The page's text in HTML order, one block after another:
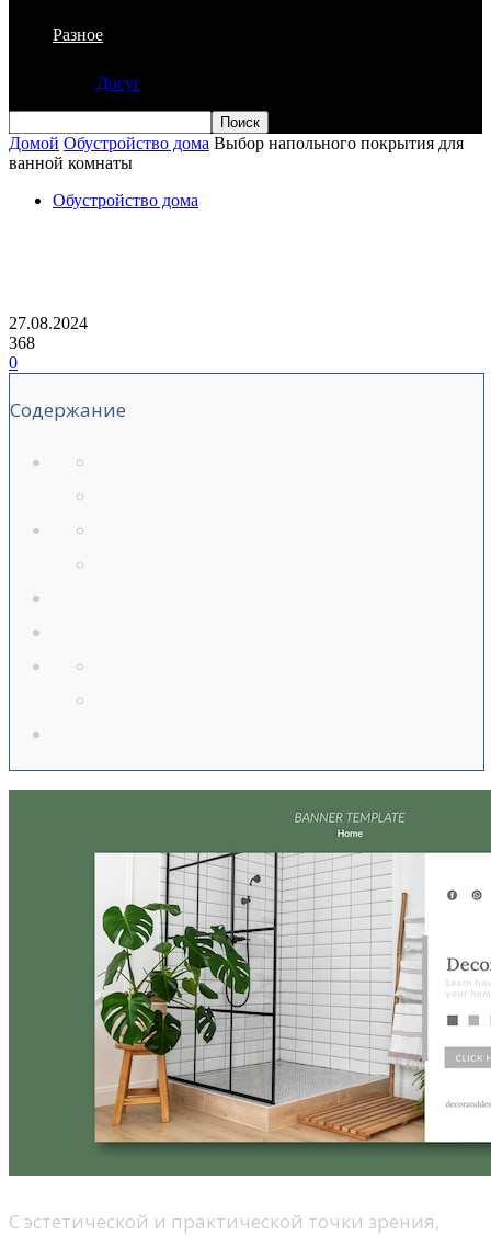
Разное
Досуг
Домой Обустройство дома Выбор напольного покрытия для
ванной комнаты
Обустройство дома
27.08.2024
368
0
Содержание
С эстетической и практической точки зрения,